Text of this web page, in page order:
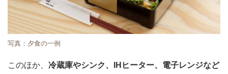
写真：夕食の一例
このほか、 冷蔵庫やシンク、IHヒーター、電子レンジなど